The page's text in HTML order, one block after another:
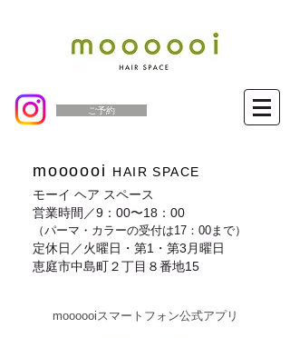
ご予約
moooooi
HAIR SPACE
モーイ ヘア スペース
営業時間／9：00〜18：00
（パーマ・カラーの受付は17：00まで）
定休日／火曜日・第1・第3月曜日
恵庭市中島町２丁目８番地15
moooooiスマートフォン公式アプリ​